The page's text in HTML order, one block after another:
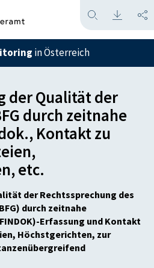
in Österreich
der Qualität der
durch zeitnahe
Kontakt zu
etc.
der Rechtssprechung des
durch zeitnahe
Erfassung und Kontakt
Höchstgerichten, zur